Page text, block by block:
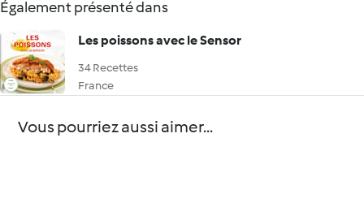
Également présenté dans
Les poissons avec le Sensor
34 Recettes
France
Vous pourriez aussi aimer...